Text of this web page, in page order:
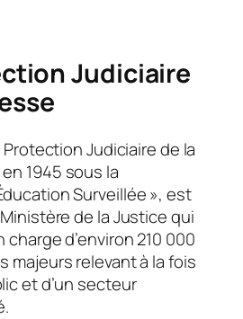
Judiciaire
Judiciaire de la
1945 sous la
Surveillée », est
de la Justice qui
d’environ 210 000
majeurs relevant à la fois
et d’un secteur